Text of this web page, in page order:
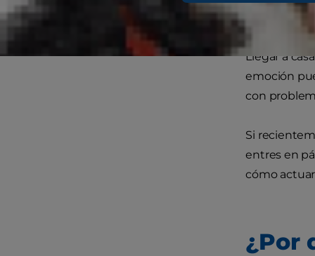
Llegar a
emoción
con
Si
entres en
cómo
¿Por